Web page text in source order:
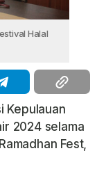
Halal
Kepulauan
2024 selama
Fest,